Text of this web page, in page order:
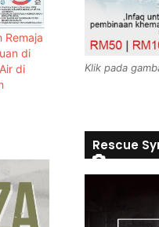
Remaja
di
di
Klik pada
Rescue